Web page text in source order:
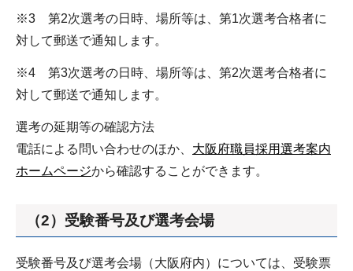
※3 第2次選考の日時、場所等は、第1次選考合格者に
対して郵送で通知します。
※4 第3次選考の日時、場所等は、第2次選考合格者に
対して郵送で通知します。
選考の延期等の確認方法
電話による問い合わせのほか、 大阪府職員採用選考案内
ホームページから確認することができます。
（2）受験番号及び選考会場
受験番号及び選考会場（大阪府内）については、受験票